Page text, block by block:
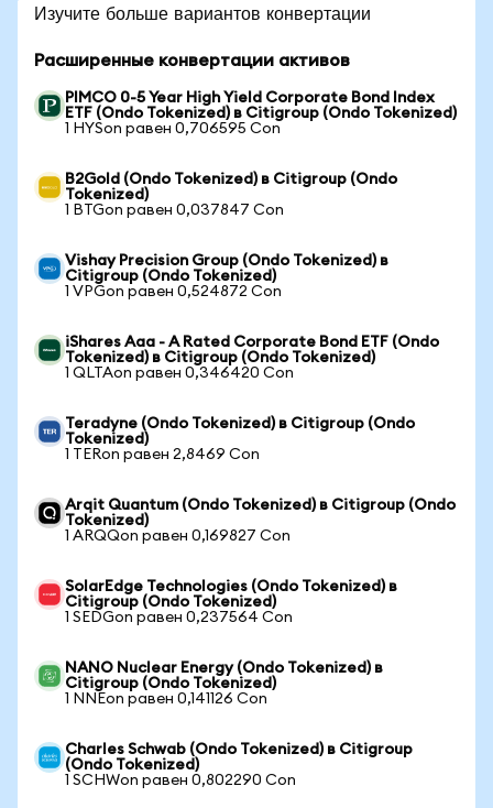
Изучите больше вариантов конвертации
Расширенные конвертации активов
PIMCO 0-5 Year High Yield Corporate Bond Index
ETF (Ondo Tokenized) в Citigroup (Ondo Tokenized)
1 HYSon равен 0,706595 Con
B2Gold (Ondo Tokenized) в Citigroup (Ondo
Tokenized)
1 BTGon равен 0,037847 Con
Vishay Precision Group (Ondo Tokenized) в
Citigroup (Ondo Tokenized)
1 VPGon равен 0,524872 Con
iShares Aaa - A Rated Corporate Bond ETF (Ondo
Tokenized) в Citigroup (Ondo Tokenized)
1 QLTAon равен 0,346420 Con
Teradyne (Ondo Tokenized) в Citigroup (Ondo
Tokenized)
1 TERon равен 2,8469 Con
Arqit Quantum (Ondo Tokenized) в Citigroup (Ondo
Tokenized)
1 ARQQon равен 0,169827 Con
SolarEdge Technologies (Ondo Tokenized) в
Citigroup (Ondo Tokenized)
1 SEDGon равен 0,237564 Con
NANO Nuclear Energy (Ondo Tokenized) в
Citigroup (Ondo Tokenized)
1 NNEon равен 0,141126 Con
Charles Schwab (Ondo Tokenized) в Citigroup
(Ondo Tokenized)
1 SCHWon равен 0,802290 Con